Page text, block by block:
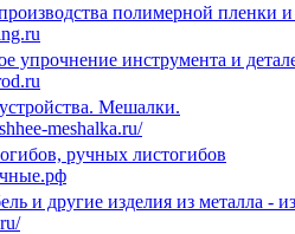
полимерной пленки
упрочнение инструмента и
Мешалки.
meshalka.ru/
ручных листогибов
и другие изделия из металла -